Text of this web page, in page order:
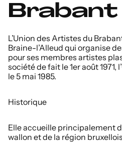
Brabant
L’Union des Artistes du
Braine-l’Alleud qui organise
pour ses membres artistes
société de fait le 1er août 1971,
le 5 mai 1985.
Historique
Elle accueille principalement
wallon et de la région